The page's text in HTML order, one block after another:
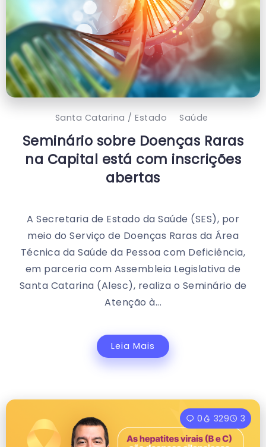
Santa Catarina / Estado Saúde
Seminário sobre Doenças Raras
na Capital está com inscrições
abertas
A Secretaria de Estado da Saúde (SES), por
meio do Serviço de Doenças Raras da Área
Técnica da Saúde da Pessoa com Deficiência,
em parceria com Assembleia Legislativa de
Santa Catarina (Alesc), realiza o Seminário de
Atenção à...
Leia Mais
0 329 3